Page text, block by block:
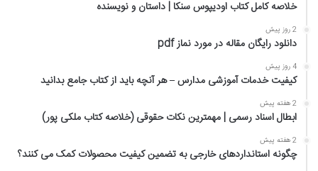
خلاصه کامل کتاب اودیپوس سنکا | داستان و نویسنده
2 روز پیش
دانلود رایگان مقاله در مورد نماز pdf
4 روز پیش
کیفیت خدمات آموزشی مدارس – هر آنچه باید از کتاب جامع بدانید
2 هفته پیش
ابطال اسناد رسمی | مهمترین نکات حقوقی (خلاصه کتاب ملکی پور)
2 هفته پیش
چگونه استانداردهای خارجی به تضمین کیفیت محصولات کمک می کنند؟